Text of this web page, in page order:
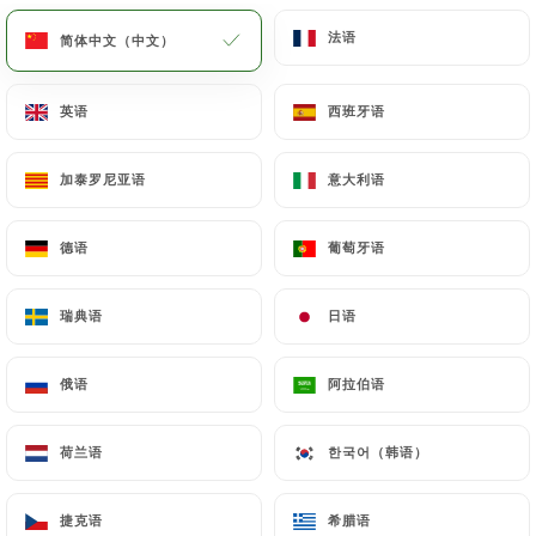
菜单
简体中文（中文） 法语
英语 西班牙语
加泰罗尼亚语 意大利语
德语 葡萄牙语
瑞典语 日语
俄语 阿拉伯语
荷兰语 한국어（韩语）
捷克语 希腊语
联系人
Fondue Chongqing
简体中文（中文） 法语
英语 西班牙语
加泰罗尼亚语 意大利语
德语 葡萄牙语
瑞典语 日语
俄语 阿拉伯语
荷兰语 한국어（韩语）
捷克语 希腊语